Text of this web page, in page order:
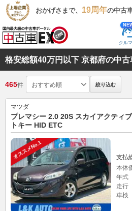
おかげさまで、 19周年の中古
クル
格安総額40万円以下 京都府の中古
465件 絞り込む
マツダ
プレマシー 2.0 20S スカイアクティ
トキー HID ETC
オススメNo.1 支払
本体
年式
走行
車検